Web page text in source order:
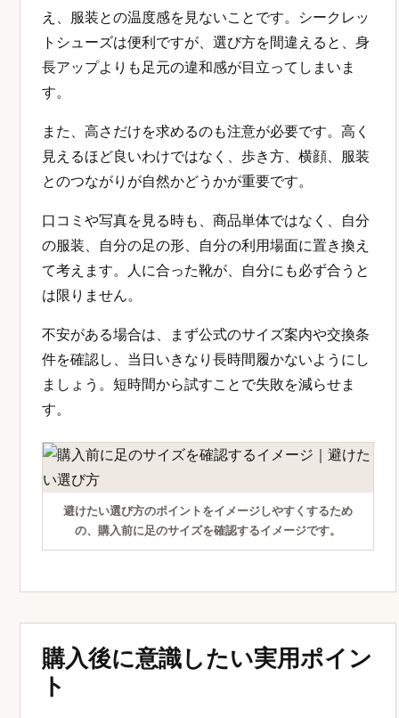
え、服装との温度感を見ないことです。シークレッ
トシューズは便利ですが、選び方を間違えると、身
長アップよりも足元の違和感が目立ってしまいま
す。
また、高さだけを求めるのも注意が必要です。高く
見えるほど良いわけではなく、歩き方、横顔、服装
とのつながりが自然かどうかが重要です。
口コミや写真を見る時も、商品単体ではなく、自分
の服装、自分の足の形、自分の利用場面に置き換え
て考えます。人に合った靴が、自分にも必ず合うと
は限りません。
不安がある場合は、まず公式のサイズ案内や交換条
件を確認し、当日いきなり長時間履かないようにし
ましょう。短時間から試すことで失敗を減らせま
す。
避けたい選び方のポイントをイメージしやすくするため
の、購入前に足のサイズを確認するイメージです。
購入後に意識したい実用ポイン
ト